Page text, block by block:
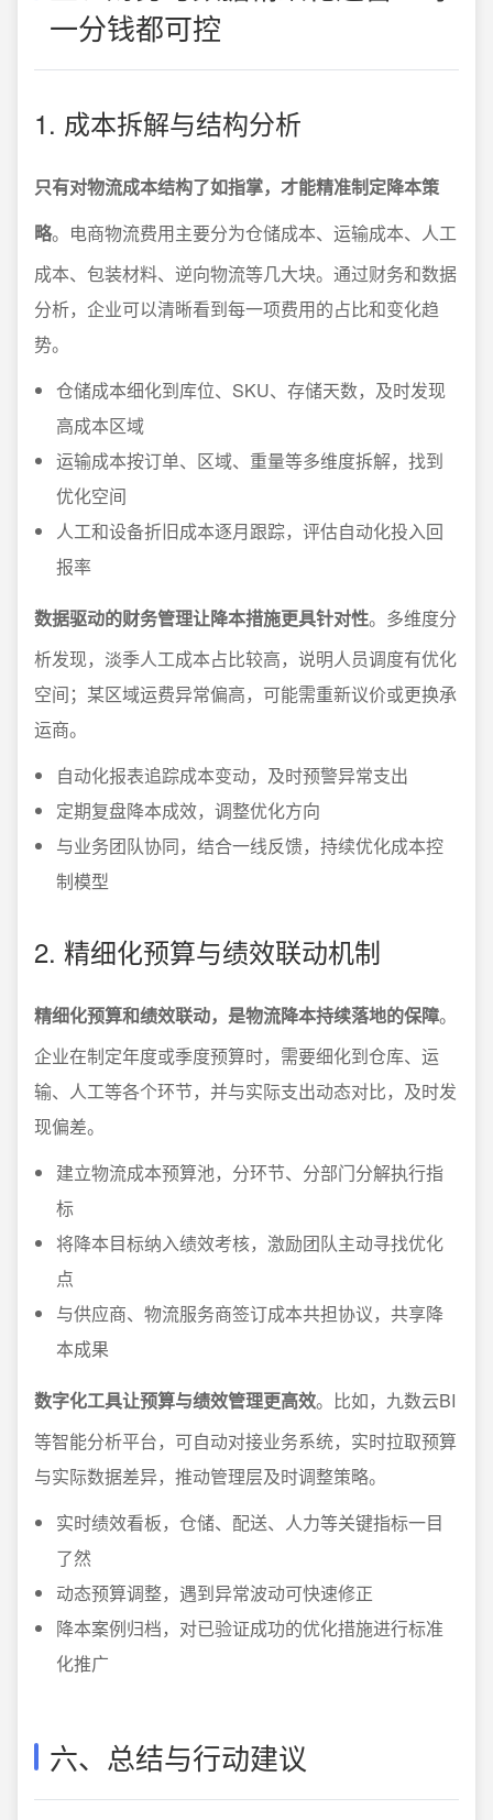
一分钱都可控
1. 成本拆解与结构分析
只有对物流成本结构了如指掌，才能精准制定降本策
略。电商物流费用主要分为仓储成本、运输成本、人工
成本、包装材料、逆向物流等几大块。通过财务和数据
分析，企业可以清晰看到每一项费用的占比和变化趋
势。
仓储成本细化到库位、SKU、存储天数，及时发现
高成本区域
运输成本按订单、区域、重量等多维度拆解，找到
优化空间
人工和设备折旧成本逐月跟踪，评估自动化投入回
报率
数据驱动的财务管理让降本措施更具针对性。多维度分
析发现，淡季人工成本占比较高，说明人员调度有优化
空间；某区域运费异常偏高，可能需重新议价或更换承
运商。
自动化报表追踪成本变动，及时预警异常支出
定期复盘降本成效，调整优化方向
与业务团队协同，结合一线反馈，持续优化成本控
制模型
2. 精细化预算与绩效联动机制
精细化预算和绩效联动，是物流降本持续落地的保障。
企业在制定年度或季度预算时，需要细化到仓库、运
输、人工等各个环节，并与实际支出动态对比，及时发
现偏差。
建立物流成本预算池，分环节、分部门分解执行指
标
将降本目标纳入绩效考核，激励团队主动寻找优化
点
与供应商、物流服务商签订成本共担协议，共享降
本成果
数字化工具让预算与绩效管理更高效。比如，九数云BI
等智能分析平台，可自动对接业务系统，实时拉取预算
与实际数据差异，推动管理层及时调整策略。
实时绩效看板，仓储、配送、人力等关键指标一目
了然
动态预算调整，遇到异常波动可快速修正
降本案例归档，对已验证成功的优化措施进行标准
化推广
六、总结与行动建议